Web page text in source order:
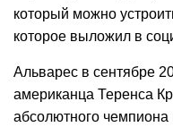
который можно
которое выложил в
Альварес в сентябре
американца Теренса
абсолютного